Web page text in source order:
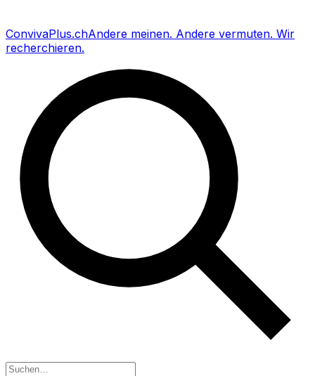
ConvivaPlus.chAndere meinen. Andere vermuten. Wir
recherchieren.